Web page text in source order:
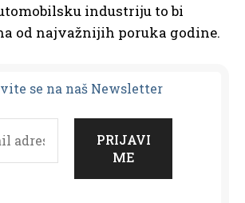
industriju to bi
od najvažnijih poruka godine.
e se na naš Newsletter